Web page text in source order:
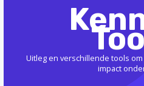
Uitleg en verschillende tools
impact